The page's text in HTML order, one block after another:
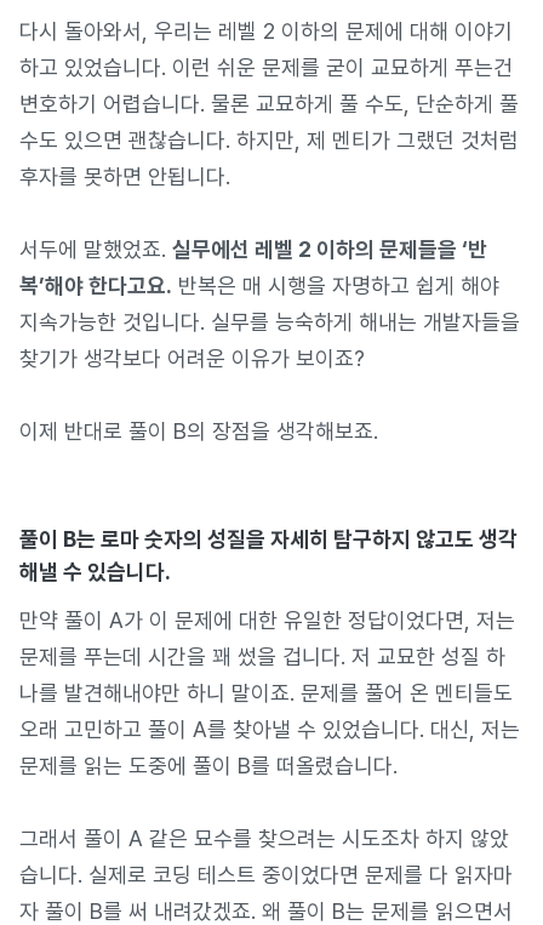
다시 돌아와서, 우리는 레벨 2 이하의 문제에 대해 이야기
하고 있었습니다. 이런 쉬운 문제를 굳이 교묘하게 푸는건
변호하기 어렵습니다. 물론 교묘하게 풀 수도, 단순하게 풀
수도 있으면 괜찮습니다. 하지만, 제 멘티가 그랬던 것처럼
후자를 못하면 안됩니다.
서두에 말했었죠. 실무에선 레벨 2 이하의 문제들을 ‘반
복’해야 한다고요. 반복은 매 시행을 자명하고 쉽게 해야
지속가능한 것입니다. 실무를 능숙하게 해내는 개발자들을
찾기가 생각보다 어려운 이유가 보이죠?
이제 반대로 풀이 B의 장점을 생각해보죠.
풀이 B는 로마 숫자의 성질을 자세히 탐구하지 않고도 생각
해낼 수 있습니다.
만약 풀이 A가 이 문제에 대한 유일한 정답이었다면, 저는
문제를 푸는데 시간을 꽤 썼을 겁니다. 저 교묘한 성질 하
나를 발견해내야만 하니 말이죠. 문제를 풀어 온 멘티들도
오래 고민하고 풀이 A를 찾아낼 수 있었습니다. 대신, 저는
문제를 읽는 도중에 풀이 B를 떠올렸습니다.
그래서 풀이 A 같은 묘수를 찾으려는 시도조차 하지 않았
습니다. 실제로 코딩 테스트 중이었다면 문제를 다 읽자마
자 풀이 B를 써 내려갔겠죠. 왜 풀이 B는 문제를 읽으면서